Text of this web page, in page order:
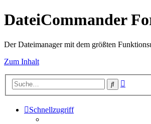
DateiCommander
Der Dateimanager mit dem größten
Zum Inhalt
Suche
Schnellzugriff